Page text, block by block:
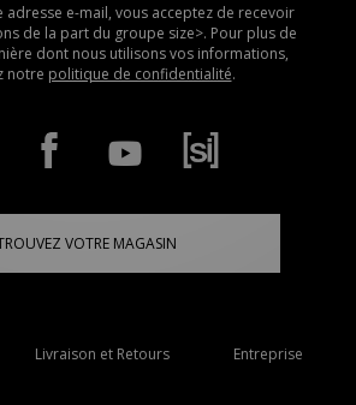
adresse e-mail, vous acceptez de recevoir
de la part du groupe size>. Pour plus de
dont nous utilisons vos informations,
notre politique de confidentialité.
VOTRE MAGASIN
Livraison et Retours Entreprise